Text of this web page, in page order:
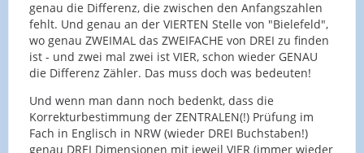
genau die Differenz, die zwischen den Anfangszahlen
fehlt. Und genau an der VIERTEN Stelle von "Bielefeld",
wo genau ZWEIMAL das ZWEIFACHE von DREI zu finden
ist - und zwei mal zwei ist VIER, schon wieder GENAU
die Differenz Zähler. Das muss doch was bedeuten!
Und wenn man dann noch bedenkt, dass die
Korrekturbestimmung der ZENTRALEN(!) Prüfung im
Fach in Englisch in NRW (wieder DREI Buchstaben!)
genau DREI Dimensionen mit jeweil VIER (immer wieder